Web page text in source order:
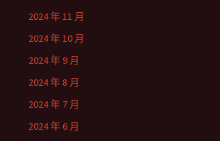
2024 年 11 月
2024 年 10 月
2024 年 9 月
2024 年 8 月
2024 年 7 月
2024 年 6 月